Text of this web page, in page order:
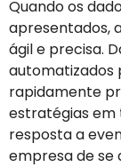
Quando os
apresentados,
ágil e precisa.
automatizados
rapidamente
estratégias em
resposta a
empresa de se